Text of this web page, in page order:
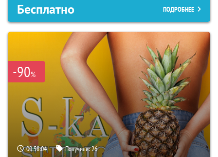
Бесплатно ПОДРОБНЕЕ
-90%
00:58:03 Получили:26